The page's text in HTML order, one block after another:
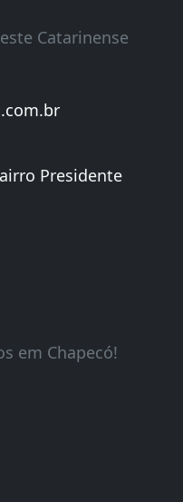
Catarinense
Presidente
em Chapecó!